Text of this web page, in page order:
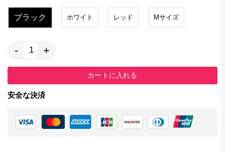
ブラック ホワイト レッド Mサイズ
- +
カートに入れる
安全な決済